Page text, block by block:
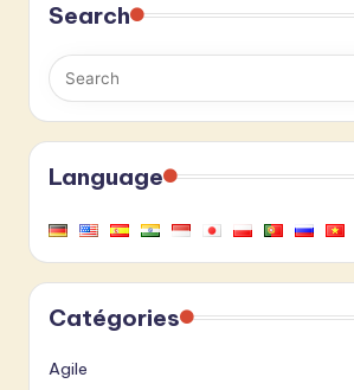
Search
Language
Catégories
Agile